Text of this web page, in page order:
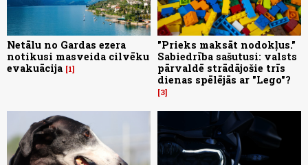
Netālu no Gardas ezera
notikusi masveida cilvēku
evakuācija 1
"Prieks maksāt nodokļus."
Sabiedrība sašutusi: valsts
pārvaldē strādājošie trīs
dienas spēlējās ar "Lego"?
3